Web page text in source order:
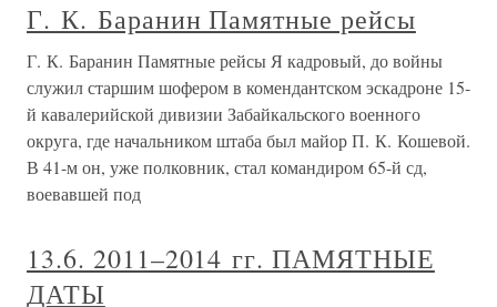
Г. К. Баранин Памятные рейсы
Г. К. Баранин Памятные рейсы Я кадровый, до войны
служил старшим шофером в комендантском эскадроне 15-
й кавалерийской дивизии Забайкальского военного
округа, где начальником штаба был майор П. К. Кошевой.
В 41-м он, уже полковник, стал командиром 65-й сд,
воевавшей под
13.6. 2011–2014 гг. ПАМЯТНЫЕ
ДАТЫ